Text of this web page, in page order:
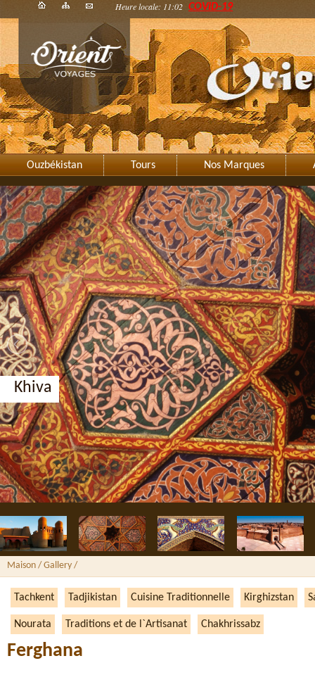
Heure locale: 11:02 COVID-19
Ouzbékistan Tours Nos Marques
Khiva
Maison / Gallery /
Tachkent Tadjikistan Cuisine Traditionnelle Kirghizstan
Nourata Traditions et de l`Artisanat Chakhrissabz
Ferghana